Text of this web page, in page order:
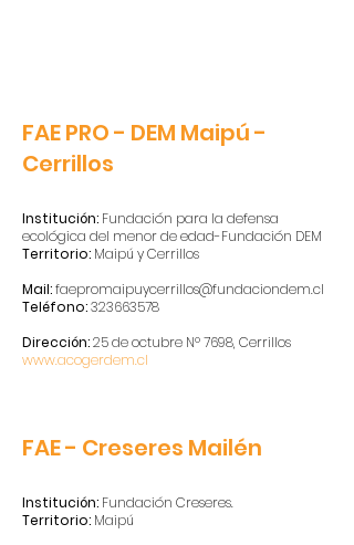
FAE PRO - DEM Maipú -
Cerrillos
Institución: Fundación para la defensa
ecológica del menor de edad-Fundación DEM
Territorio: Maipú y Cerrillos
Mail:faepromaipuycerrillos@fundaciondem.cl
Teléfono:323663578
Dirección:25 de octubre Nº 7698, Cerrillos
www.acogerdem.cl
FAE - Creseres Mailén
Institución: Fundación Creseres.
Territorio: Maipú